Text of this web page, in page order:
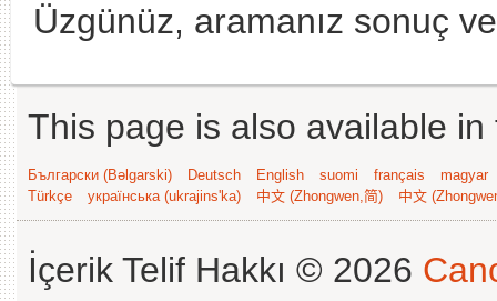
Üzgünüz, aramanız sonuç
This page is also available
Български (Bəlgarski) Deutsch English suomi français
magyar
Türkçe
українська (ukrajins'ka) 中文 (Zhongwen,简) 中文
İçerik Telif Hakkı © 2026